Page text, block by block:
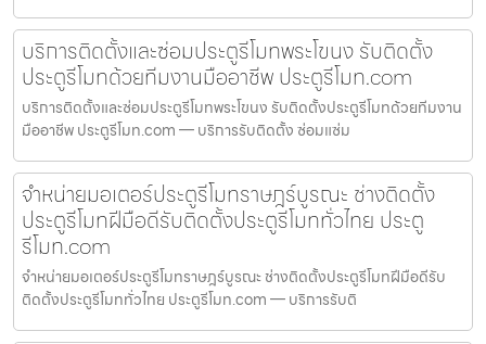
บริการติดตั้งและซ่อมประตูรีโมทพระโขนง รับติดตั้ง
ประตูรีโมทด้วยทีมงานมืออาชีพ ประตูรีโมท.com
บริการติดตั้งและซ่อมประตูรีโมทพระโขนง รับติดตั้งประตูรีโมทด้วยทีมงาน
มืออาชีพ ประตูรีโมท.com — บริการรับติดตั้ง ซ่อมแซ่ม
จำหน่ายมอเตอร์ประตูรีโมทราษฎร์บูรณะ ช่างติดตั้ง
ประตูรีโมทฝีมือดีรับติดตั้งประตูรีโมททั่วไทย ประตู
รีโมท.com
จำหน่ายมอเตอร์ประตูรีโมทราษฎร์บูรณะ ช่างติดตั้งประตูรีโมทฝีมือดีรับ
ติดตั้งประตูรีโมททั่วไทย ประตูรีโมท.com — บริการรับติ